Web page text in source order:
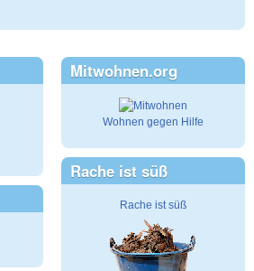
Mitwohnen.org
Wohnen gegen Hilfe
Rache ist süß
Rache ist süß